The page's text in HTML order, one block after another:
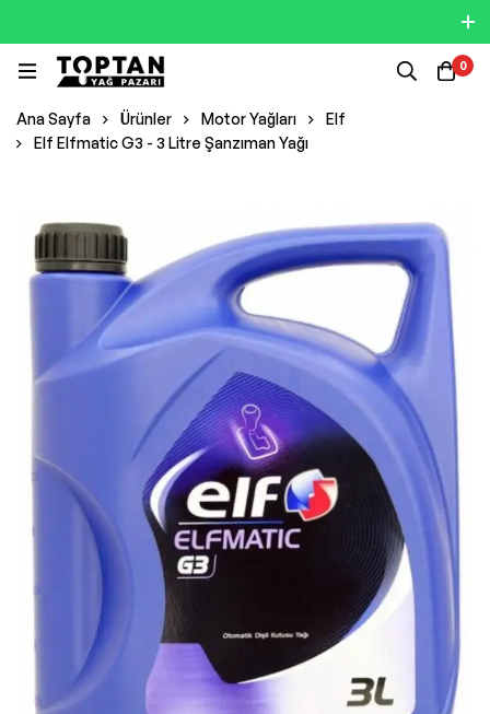
0
Ana Sayfa Ürünler Motor Yağları
Elf
Elf Elfmatic G3 - 3 Litre Şanzıman Yağı